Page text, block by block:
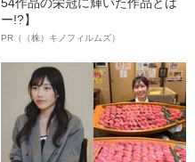
ー!?】
PR（（株）キノフィルムズ）